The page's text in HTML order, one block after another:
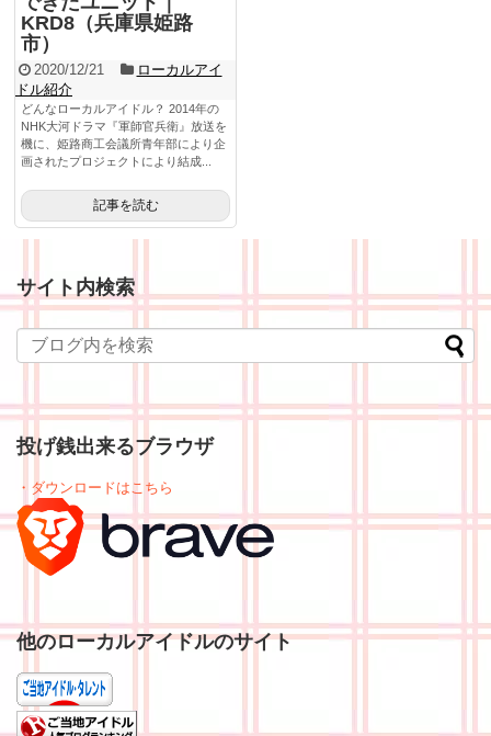
KRD8（兵庫県姫路
市）
2020/12/21
ローカルアイ
ドル紹介
どんなローカルアイドル？ 2014年の
NHK大河ドラマ『軍師官兵衛』放送を
機に、姫路商工会議所青年部により企
画されたプロジェクトにより結成...
記事を読む
サイト内検索
投げ銭出来るブラウザ
・ダウンロードはこちら
他のローカルアイドルのサイト